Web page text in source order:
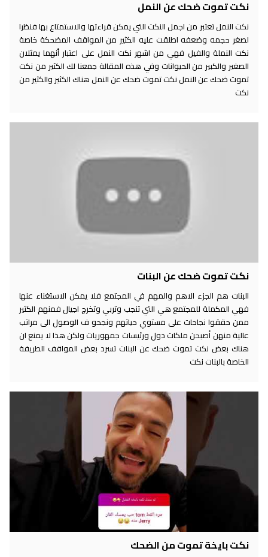
نكت تموت ضحك عن النمل
نكت النمل تعتبر من اجمل النكت التي يمكن قراءتها والاستمتاع بها فنظرا
لصغر حجمه وضعفه اطلقت عليه الكثير من المواقف المضحكة خاصة
نكت النملة والفيل فهي من اشهر نكت النمل على اعتبار أنهما يمثلان
الصغير والكبير من الحيوانات وفي هذه المقالة جمعنا لك الكثير من نكت
تموت ضحك عن النمل نكت تموت ضحك عن النمل هناك الكثير والكثير من
نكت
نكت تموت ضحك عن البنات
البنات هم الجزء الاهم والمهم في المجتمع فلا يمكن الاستغناء عنها
فهي المكملة للمجتمع هي التي تنجب وتربي وتخرج اجيال فمنهم الكثير
ممن حققوا نجاحات على مستوي حياتهم ونجحو ف الوصول الى مراتب
عالية منهن أصبحن ملكات دول ورئيسات جمهوريات ولكن هذا لا يمنع ان
هناك بعض نكت تموت ضحك عن البنات تسرد بعض المواقف الطريفة
الخاصة بالبنات نكت
نكت بايخة تموت من الضحك